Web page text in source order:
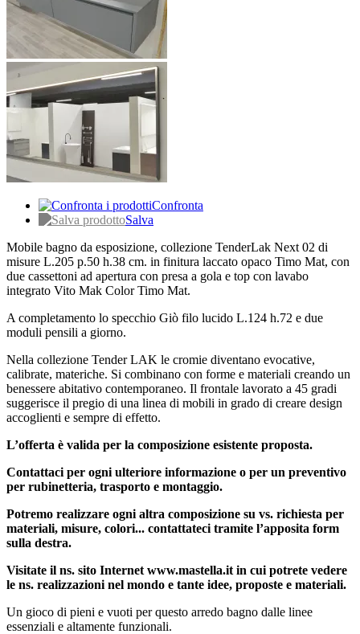
Confronta
Salva
Mobile bagno da esposizione, collezione TenderLak Next 02 di
misure L.205 p.50 h.38 cm. in finitura laccato opaco Timo Mat, con
due cassettoni ad apertura con presa a gola e top con lavabo
integrato Vito Mak Color Timo Mat.
A completamento lo specchio Giò filo lucido L.124 h.72 e due
moduli pensili a giorno.
Nella collezione Tender LAK le cromie diventano evocative,
calibrate, materiche. Si combinano con forme e materiali creando un
benessere abitativo contemporaneo. Il frontale lavorato a 45 gradi
suggerisce il pregio di una linea di mobili in grado di creare design
accoglienti e sempre di effetto.
L’offerta è valida per la composizione esistente proposta.
Contattaci per ogni ulteriore informazione o per un preventivo
per rubinetteria, trasporto e montaggio.
Potremo realizzare ogni altra composizione su vs. richiesta per
materiali, misure, colori... contattateci tramite l’apposita form
sulla destra.
Visitate il ns. sito Internet www.mastella.it in cui potrete vedere
le ns. realizzazioni nel mondo e tante idee, proposte e materiali.
Un gioco di pieni e vuoti per questo arredo bagno dalle linee
essenziali e altamente funzionali.